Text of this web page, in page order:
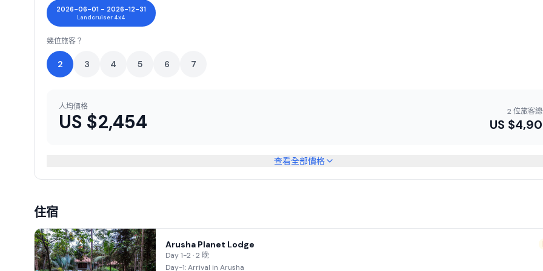
2026-06-01 - 2026-12-31
Landcruiser 4x4
幾位旅客？
2 3 4 5 6 7
人均價格
US $2,454 2 位旅客
US $
查看全部價格
住宿
Arusha Planet Lodge
Day 1-2 · 2 晚
Day-1: Arrival in Arusha